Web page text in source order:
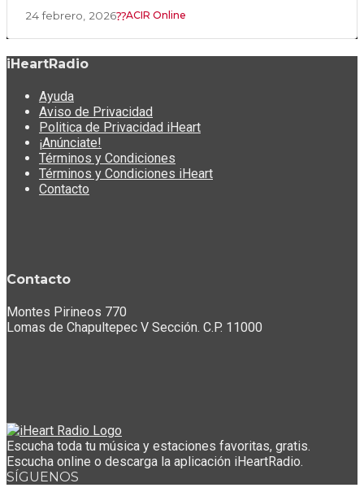
24 febrero, 2026 ACIR Online
iHeartRadio
Ayuda
Aviso de Privacidad
Politica de Privacidad iHeart
¡Anúnciate!
Términos y Condiciones
Términos y Condiciones iHeart
Contacto
Contacto
Montes Pirineos 770
Lomas de Chapultepec V Sección. C.P. 11000
Escucha toda tu música y estaciones favoritas, gratis.
Escucha online o descarga la aplicación iHeartRadio.
SÍGUENOS